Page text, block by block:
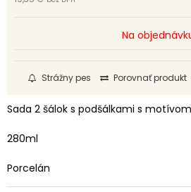
Na
Strážny pes Porovnať produkt
Sada 2 šálok s podšálkami s
280ml
Porcelán